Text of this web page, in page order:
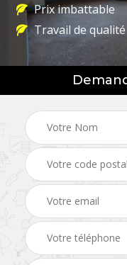
Prix imbattable
Travail de qualité